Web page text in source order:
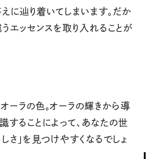
に辿り着いてしまいます。だか
うエッセンスを取り入れることが
ーラの色。オーラの輝きから導
することによって、あなたの世
さ」を見つけやすくなるでしょ